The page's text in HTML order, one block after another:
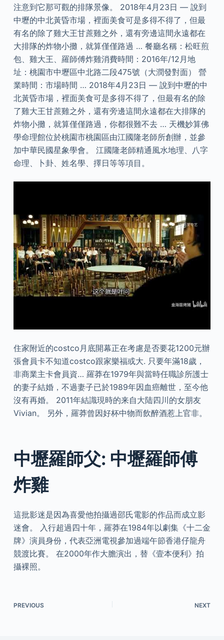
注意到它那可觀的排隊景像。 2018年4月23日 — 說到
中壢的中北黃昏市場，裡面美食可是多得不得了，但最
有名的除了雞大王甘蔗雞之外，還有旁邊這間永遠都在
大排隊的炸物小攤，就算僅僅路過 … 餐廳名稱：松旺煎
包、雞大王、羅師傅炸雞消費時間：2016年/12月地
址：桃園市中壢區中北路二段475號（大潤發對面） 營
業時間：市場時間 … 2018年4月23日 — 說到中壢的中
北黃昏市場，裡面美食可是多得不得了，但最有名的除
了雞大王甘蔗雞之外，還有旁邊這間永遠都在大排隊的
炸物小攤，就算僅僅路過，你都很難不去 … 天機妙算佛
學命理館位於桃園市桃園區由江國隆老師所創辦，並參
加中華民國星象學會。 江國隆老師精通風水地理、八字
命理、卜卦、姓名學、擇日等等項目。
住家附近的costco月底開幕正在考慮是否要花1200元辦
張會員卡不知道costco跟家樂福或大. 只要年滿18歲，
非商業主卡會員資… 羅莽在1979年與當時任職診所護士
的妻子結婚，不過妻子已於1989年因血癌離世，至今他
沒有再婚。 2011年結識現時的来自大陆四川的女朋友
Vivian。 另外，羅莽曾因好杯中物而飲醉酒惹上官非。
中壢羅師父: 中壢羅師傅
炸雞
這批影迷是因為喜愛他拍攝過邵氏電影的作品而成立影
迷會。 入行超過四十年，羅莽在1984年以劇集《十二金
牌》演員身份，代表亞洲電視參加過端午節香港仔龍舟
競渡比賽。 在2000年作大膽演出，替《壹本便利》拍
攝裸照。
PREVIOUS NEXT